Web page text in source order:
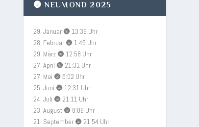
🌚 NEUMOND 2025
29. Januar 🌚 13:36 Uhr
28. Februar 🌚 1:45 Uhr
29. März 🌚 12:58 Uhr
27. April 🌚 21:31 Uhr
27. Mai 🌚 5:02 Uhr
25. Juni 🌚 12:31 Uhr
24. Juli 🌚 21:11 Uhr
23. August 🌚 8:06 Uhr
21. September 🌚 21:54 Uhr